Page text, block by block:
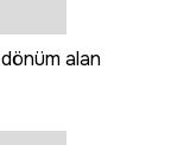
alan